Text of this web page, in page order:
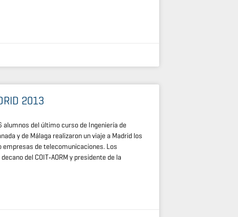
2013
alumnos del último curso de Ingeniería de
y de Málaga realizaron un viaje a Madrid los
de telecomunicaciones. Los
del COIT‑AORM y presidente de la